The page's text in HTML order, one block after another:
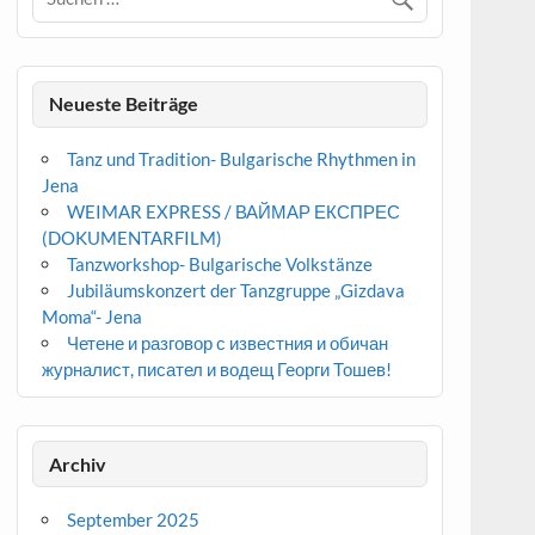
Neueste Beiträge
Tanz und Tradition- Bulgarische Rhythmen in
Jena
WEIMAR EXPRESS / ВАЙМАР ЕКСПРЕС
(DOKUMENTARFILM)
Tanzworkshop- Bulgarische Volkstänze
Jubiläumskonzert der Tanzgruppe „Gizdava
Moma“- Jena
Четене и разговор с известния и обичан
журналист, писател и водещ Георги Тошев!
Archiv
September 2025